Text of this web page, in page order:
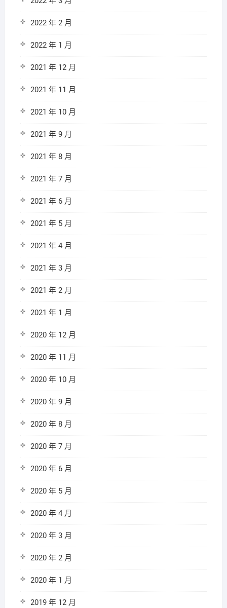
2022 年 2 月
2022 年 1 月
2021 年 12 月
2021 年 11 月
2021 年 10 月
2021 年 9 月
2021 年 8 月
2021 年 7 月
2021 年 6 月
2021 年 5 月
2021 年 4 月
2021 年 3 月
2021 年 2 月
2021 年 1 月
2020 年 12 月
2020 年 11 月
2020 年 10 月
2020 年 9 月
2020 年 8 月
2020 年 7 月
2020 年 6 月
2020 年 5 月
2020 年 4 月
2020 年 3 月
2020 年 2 月
2020 年 1 月
2019 年 12 月